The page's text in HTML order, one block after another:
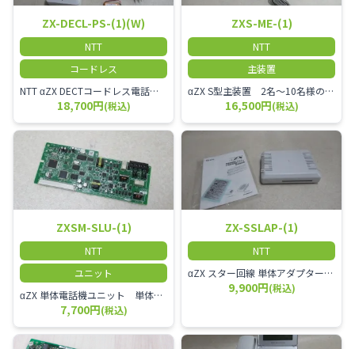
ZX-DECL-PS-(1)(W)
NTT
コードレス
NTT αZX DECTコードレス電話機 電波方式がDECTで、 防水機能（IPX4:あらゆる方向からの水の飛まつを受けても有害な影響を受けない。)を備えた 接続装置と子機の一対シングルゾーンコードレスです。
18,700円(税込)
ZXS-ME-(1)
NTT
主装置
αZX S型主装置 2名～10名様のオフィスに適しております。
16,500円(税込)
ZXSM-SLU-(1)
NTT
ユニット
αZX 単体電話機ユニット 単体電話機、複合機、ドアホン等、 2台分収容可能にするユニット
7,700円(税込)
ZX-SSLAP-(1)
NTT
αZX スター回線 単体アダプター 受付電話機、ドアホン、FAX等を1台収容できる装置です。
9,900円(税込)